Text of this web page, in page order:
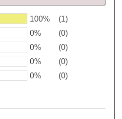
100%
(1)
0%
(0)
0%
(0)
0%
(0)
0%
(0)